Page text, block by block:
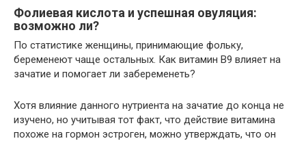
Фолиевая кислота и успешная овуляция:
возможно ли?
По статистике женщины, принимающие фольку,
беременеют чаще остальных. Как витамин В9 влияет на
зачатие и помогает ли забеременеть?
Хотя влияние данного нутриента на зачатие до конца не
изучено, но учитывая тот факт, что действие витамина
похоже на гормон эстроген, можно утверждать, что он